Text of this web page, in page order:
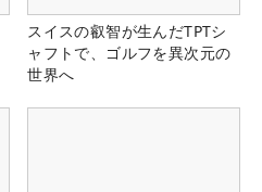
スイスの叡智が生んだTPTシ
ャフトで、ゴルフを異次元の
世界へ